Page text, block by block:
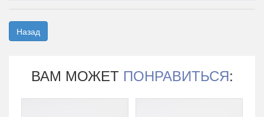
Назад
ВАМ МОЖЕТ ПОНРАВИТЬСЯ: